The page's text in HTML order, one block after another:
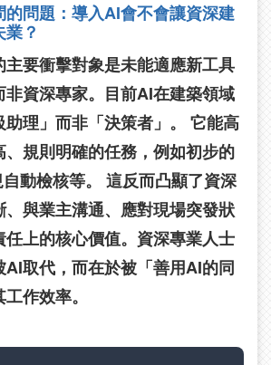
問題：導入AI會不會讓資深建
？
要衝擊對象是未能適應新工具
非資深專家。目前AI在建築領域
理」而非「決策者」。 它能高
規則明確的任務，例如初步的
動檢核等。 這反而凸顯了資深
與業主溝通、應對現場突發狀
上的核心價值。資深專業人士
AI取代，而在於被「善用AI的同
作效率。